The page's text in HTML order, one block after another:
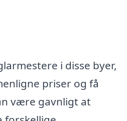
i disse byer,
priser og få
være gavnligt at